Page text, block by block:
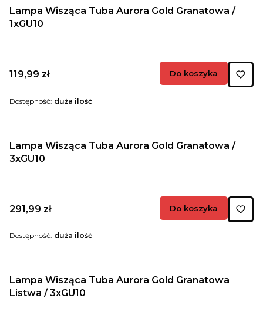
Lampa Wisząca Tuba Aurora Gold Granatowa /
1xGU10
Cena
119,99 zł Do koszyka
Dostępność: duża ilość
Lampa Wisząca Tuba Aurora Gold Granatowa /
3xGU10
Cena
291,99 zł Do koszyka
Dostępność: duża ilość
Lampa Wisząca Tuba Aurora Gold Granatowa
Listwa / 3xGU10